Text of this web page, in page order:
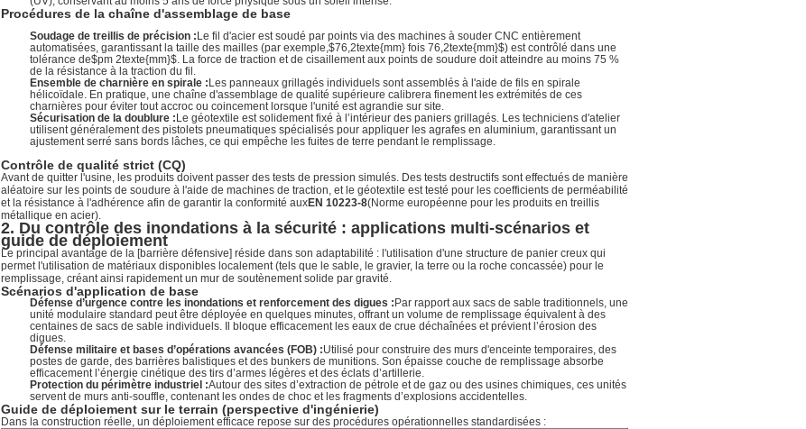
Procédures de la chaîne d'assemblage de base
Soudage de treillis de précision : Le fil d'acier est soudé par points via des machines à souder CNC entièrement
automatisées, garantissant la taille des mailles (par exemple,$76,2texte{mm} fois 76,2texte{mm}$) est contrôlé dans une
tolérance de$pm 2texte{mm}$. La force de traction et de cisaillement aux points de soudure doit atteindre au moins 75 %
de la résistance à la traction du fil.
Ensemble de charnière en spirale : Les panneaux grillagés individuels sont assemblés à l'aide de fils en spirale
hélicoïdale. En pratique, une chaîne d'assemblage de qualité supérieure calibrera finement les extrémités de ces
charnières pour éviter tout accroc ou coincement lorsque l'unité est agrandie sur site.
Sécurisation de la doublure : Le géotextile est solidement fixé à l’intérieur des paniers grillagés. Les techniciens d'atelier
utilisent généralement des pistolets pneumatiques spécialisés pour appliquer les agrafes en aluminium, garantissant un
ajustement serré sans bords lâches, ce qui empêche les fuites de terre pendant le remplissage.
Contrôle de qualité strict (CQ)
Avant de quitter l'usine, les produits doivent passer des tests de pression simulés. Des tests destructifs sont effectués de manière
aléatoire sur les points de soudure à l'aide de machines de traction, et le géotextile est testé pour les coefficients de perméabilité
et la résistance à l'adhérence afin de garantir la conformité auxEN 10223-8(Norme européenne pour les produits en treillis
métallique en acier).
2. Du contrôle des inondations à la sécurité : applications multi-scénarios et
guide de déploiement
Le principal avantage de la [barrière défensive] réside dans son adaptabilité : l'utilisation d'une structure de panier creux qui
permet l'utilisation de matériaux disponibles localement (tels que le sable, le gravier, la terre ou la roche concassée) pour le
remplissage, créant ainsi rapidement un mur de soutènement solide par gravité.
Scénarios d'application de base
Défense d’urgence contre les inondations et renforcement des digues : Par rapport aux sacs de sable traditionnels, une
unité modulaire standard peut être déployée en quelques minutes, offrant un volume de remplissage équivalent à des
centaines de sacs de sable individuels. Il bloque efficacement les eaux de crue déchaînées et prévient l’érosion des
digues.
Défense militaire et bases d’opérations avancées (FOB) :Utilisé pour construire des murs d'enceinte temporaires, des
postes de garde, des barrières balistiques et des bunkers de munitions. Son épaisse couche de remplissage absorbe
efficacement l’énergie cinétique des tirs d’armes légères et des éclats d’artillerie.
Protection du périmètre industriel :Autour des sites d’extraction de pétrole et de gaz ou des usines chimiques, ces unités
servent de murs anti-souffle, contenant les ondes de choc et les fragments d’explosions accidentelles.
Guide de déploiement sur le terrain (perspective d'ingénierie)
Dans la construction réelle, un déploiement efficace repose sur des procédures opérationnelles standardisées :